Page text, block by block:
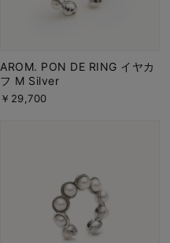
AROM. PON DE RING イヤカ
フ M Silver
￥29,700